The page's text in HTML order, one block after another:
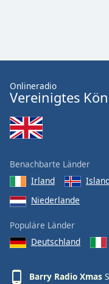
Reset
Done
Close
Modal
End
dialog
window.
Onlineradio
Vereinigtes
Benachbarte Länder
Irland
Niederlande
Populäre Länder
Deutschland
Barry Radio Xmas